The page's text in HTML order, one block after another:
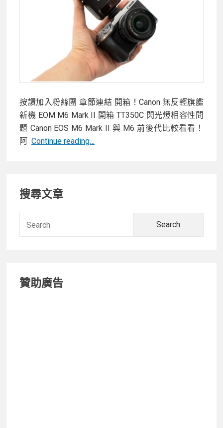
按讚加入粉絲團 章節連結 開箱！Canon 無反輕旗艦
新機 EOM M6 Mark II 開箱 TT350C 閃光燈相容性問
題 Canon EOS M6 Mark II 與 M6 前後代比較看看！
阿 Continue reading…
Primary
Sidebar
搜尋文章
贊助廣告